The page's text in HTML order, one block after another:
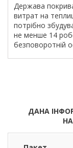
Держава
витрат на
потрібно
не менше 14
безповоротній
ДАНА